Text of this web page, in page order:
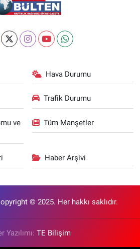
Hava Durumu
Trafik Durumu
ve
Tüm Manşetler
Haber Arşivi
© 2025. Her hakkı saklıdır.
Yazılımı: TE Bilişim